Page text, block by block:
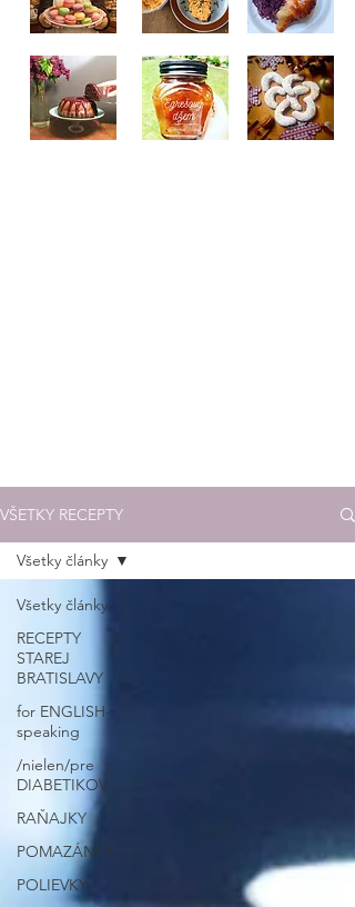
VŠETKY RECEPTY
Všetky články
RECEPTY
STAREJ
BRATISLAVY
for ENGLISH-
speaking
/nielen/pre
DIABETIKOV
RAŇAJKY
POMAZÁNKY
POLIEVKY
Všetky články